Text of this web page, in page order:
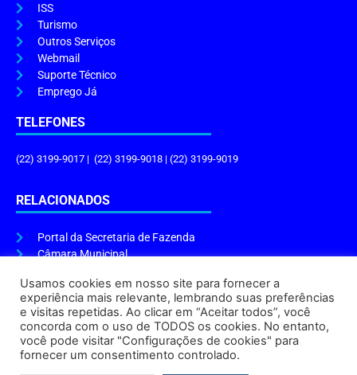
ISS
Turismo
Outros Serviços
Webmail
Suporte Técnico
Emprego Já
TELEFONES
(22) 3199-9017 | (22) 3199-9018 | (22) 3199-9019
RELACIONADOS
Portal da Secretaria de Fazenda
Câmara Municipal
ENDEREÇO E HORÁRIO
Endereço:Praça Tiradentes, s/n – Centro, Cabo Frio – RJ, 28906-290
Atendimento do Protocolo Geral da Prefeitura:9h às 16h
Usamos cookies em nosso site para fornecer a
experiência mais relevante, lembrando suas preferências
e visitas repetidas. Ao clicar em “Aceitar todos”, você
concorda com o uso de TODOS os cookies. No entanto,
você pode visitar "Configurações de cookies" para
fornecer um consentimento controlado.